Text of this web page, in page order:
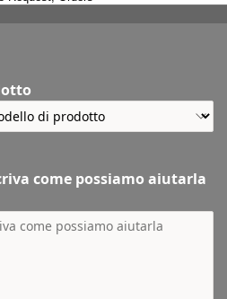
come possiamo aiutarla